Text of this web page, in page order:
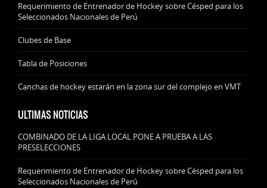
Requerimiento de Entrenador de Hockey sobre Césped para los
Seleccionados Nacionales de Perú
Clubes de Base
Tabla de Posiciones
Canchas de hockey estarán en la zona sur del complejo en VMT
ULTIMAS NOTICIAS
COMBINADO DE LA LIGA LOCAL PONE A PRUEBA A LAS
PRESELECCIONES
Requerimiento de Entrenador de Hockey sobre Césped para los
Seleccionados Nacionales de Perú